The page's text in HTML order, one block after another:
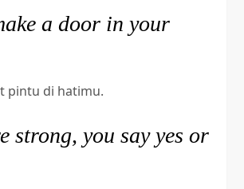
a door in your
pintu di hatimu.
strong, you say yes or